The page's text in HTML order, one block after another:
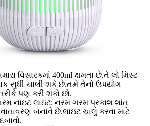
વિસારકમાં 400ml ક્ષમતા છે.તે લો મિસ્ટ
સુધી ચાલી શકે છે.તમે તેનો ઉપયોગ
પણ કરી શકો છો.
નાઇટ લાઇટ: નરમ ગરમ પ્રકાશ શાંત
બનાવે છે.લાઇટ ચાલુ કરવા માટે